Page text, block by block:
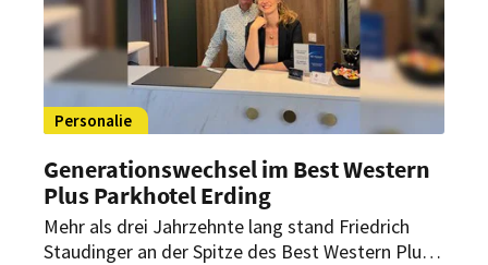
Personalie
Generationswechsel im Best Western
Plus Parkhotel Erding
Mehr als drei Jahrzehnte lang stand Friedrich
Staudinger an der Spitze des Best Western Plus